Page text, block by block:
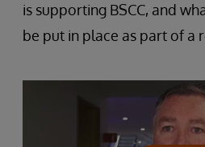
is supporting BSCC, and
be put in place as part of a